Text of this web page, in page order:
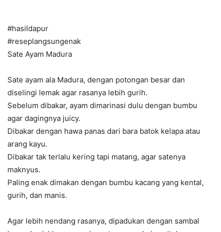
#hasildapur
#reseplangsungenak
Sate Ayam Madura
Sate ayam ala Madura, dengan potongan besar dan
diselingi lemak agar rasanya lebih gurih.
Sebelum dibakar, ayam dimarinasi dulu dengan bumbu
agar dagingnya juicy.
Dibakar dengan hawa panas dari bara batok kelapa atau
arang kayu.
Dibakar tak terlalu kering tapi matang, agar satenya
maknyus.
Paling enak dimakan dengan bumbu kacang yang kental,
gurih, dan manis.
Agar lebih nendang rasanya, dipadukan dengan sambal